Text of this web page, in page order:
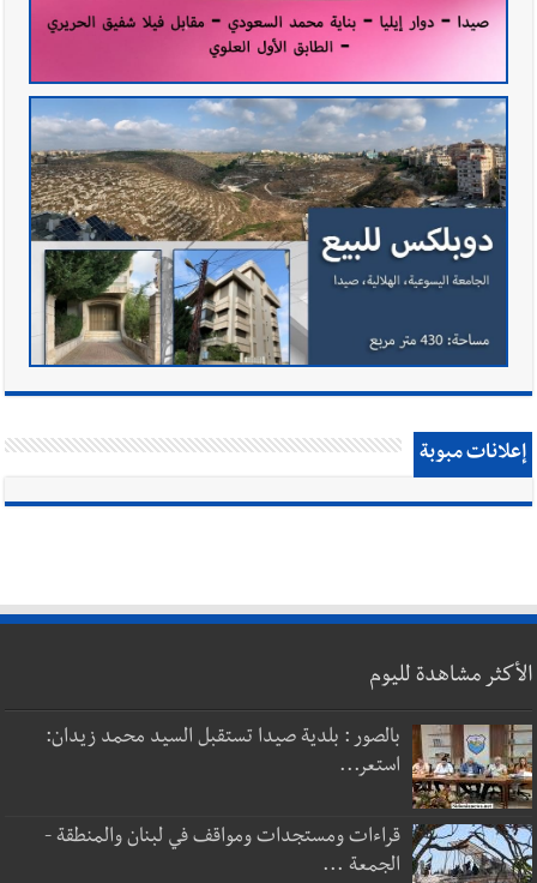
إعلانات مبوبة
الأكثر مشاهدة لليوم
بالصور : بلدية صيدا تستقبل السيد محمد زيدان:
استعر...
قراءات ومستجدات ومواقف في لبنان والمنطقة -
الجمعة ...